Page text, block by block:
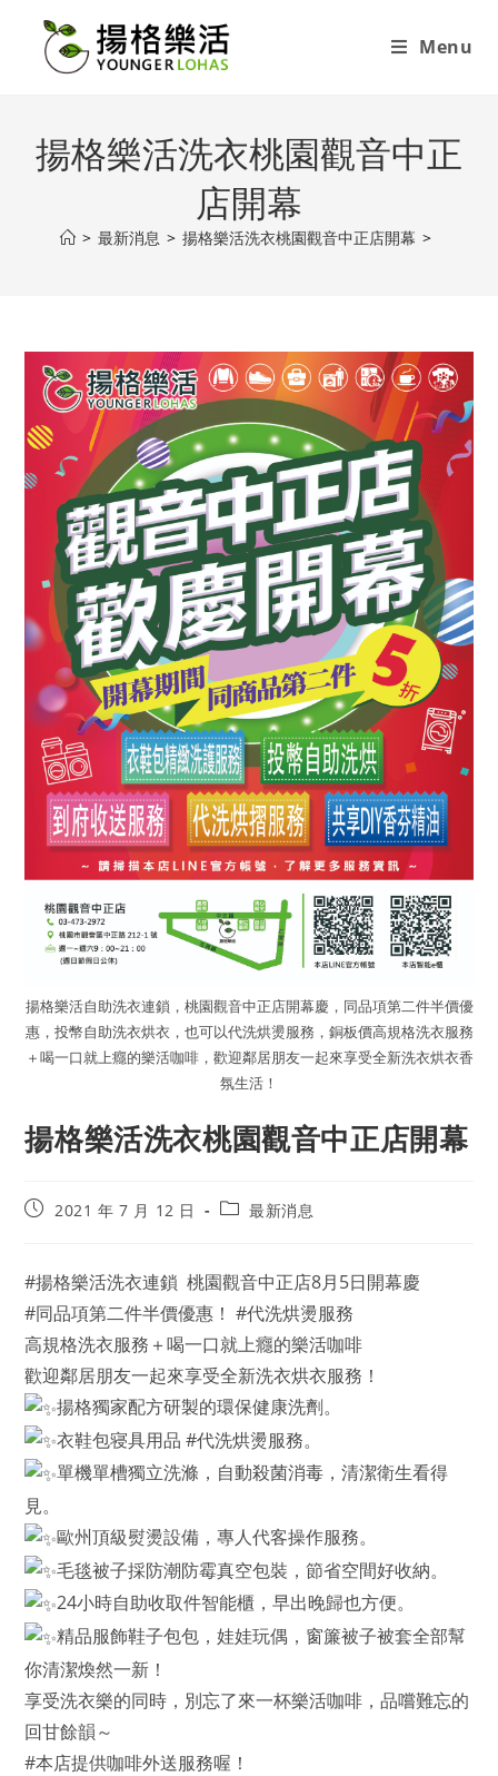
Menu
揚格樂活洗衣桃園觀音中正
店開幕
> 最新消息 > 揚格樂活洗衣桃園觀音中正店開幕 >
揚格樂活自助洗衣連鎖，桃園觀音中正店開幕慶，同品項第二件半價優
惠，投幣自助洗衣烘衣，也可以代洗烘燙服務，銅板價高規格洗衣服務
＋喝一口就上癮的樂活咖啡，歡迎鄰居朋友一起來享受全新洗衣烘衣香
氛生活！
揚格樂活洗衣桃園觀音中正店開幕
2021 年 7 月 12 日 最新消息
#揚格樂活洗衣連鎖 桃園觀音中正店8月5日開幕慶
#同品項第二件半價優惠！ #代洗烘燙服務
高規格洗衣服務＋喝一口就上癮的樂活咖啡
歡迎鄰居朋友一起來享受全新洗衣烘衣服務！
揚格獨家配方研製的環保健康洗劑。
衣鞋包寝具用品 #代洗烘燙服務。
單機單槽獨立洗滌，自動殺菌消毒，清潔衛生看得
見。
歐州頂級熨燙設備，專人代客操作服務。
毛毯被子採防潮防霉真空包裝，節省空間好收納。
24小時自助收取件智能櫃，早出晚歸也方便。
精品服飾鞋子包包，娃娃玩偶，窗簾被子被套全部幫
你清潔煥然一新！
享受洗衣樂的同時，別忘了來一杯樂活咖啡，品嚐難忘的
回甘餘韻～
#本店提供咖啡外送服務喔！